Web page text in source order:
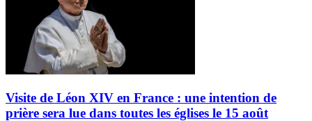
Visite de Léon XIV en France : une intention de
prière sera lue dans toutes les églises le 15 août